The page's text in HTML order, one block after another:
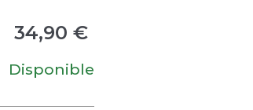
34,90 €
Disponible